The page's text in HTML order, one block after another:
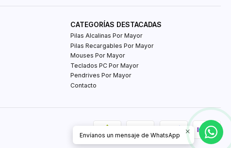
CATEGORÍAS DESTACADAS
Pilas Alcalinas Por Mayor
Pilas Recargables Por Mayor
Mouses Por Mayor
Teclados PC Por Mayor
Pendrives Por Mayor
Contacto
Envíanos un mensaje de WhatsApp